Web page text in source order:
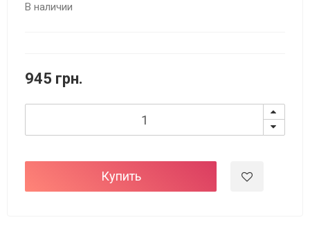
В наличии
945 грн.
Купить